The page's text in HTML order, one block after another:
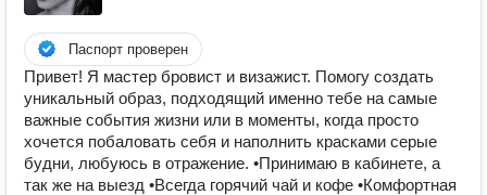
Паспорт проверен
Привет! Я мастер бровист и визажист. Помогу создать
уникальный образ, подходящий именно тебе на самые
важные события жизни или в моменты, когда просто
хочется побаловать себя и наполнить красками серые
будни, любуюсь в отражение. •Принимаю в кабинете, а
так же на выезд •Всегда горячий чай и кофе •Комфортная